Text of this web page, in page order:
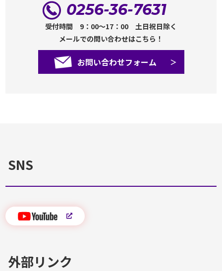
0256-36-7631
受付時間 9：00～17：00 土日祝日除く
メールでの問い合わせはこちら！
お問い合わせフォーム
SNS
外部リンク